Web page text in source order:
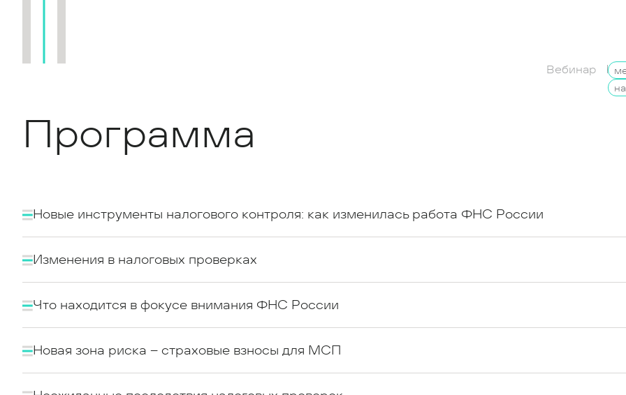
Вебинар
Программа
Новые инструменты налогового контроля: как изменилась работа ФНС России
Изменения в налоговых проверках
Что находится в фокусе внимания ФНС России
Новая зона риска – страховые взносы для МСП